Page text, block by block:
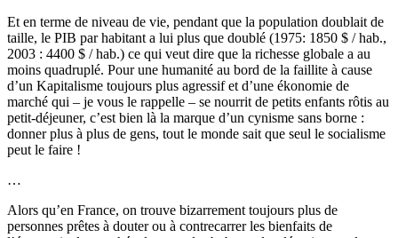
Et en terme de niveau de vie, pendant que la population doublait de
taille, le PIB par habitant a lui plus que doublé (1975: 1850 $ / hab.,
2003 : 4400 $ / hab.) ce qui veut dire que la richesse globale a au
moins quadruplé. Pour une humanité au bord de la faillite à cause
d’un Kapitalisme toujours plus agressif et d’une ékonomie de
marché qui – je vous le rappelle – se nourrit de petits enfants rôtis au
petit-déjeuner, c’est bien là la marque d’un cynisme sans borne :
donner plus à plus de gens, tout le monde sait que seul le socialisme
peut le faire !
…
Alors qu’en France, on trouve bizarrement toujours plus de
personnes prêtes à douter ou à contrecarrer les bienfaits de